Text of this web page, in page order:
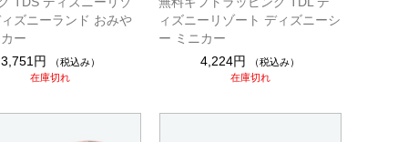
ズニーランド おみや
ー
3,751円
（税込み）
在庫切れ
ィズニーリゾート ディズニーシ
ー ミニカー
4,224円
（税込み）
在庫切れ